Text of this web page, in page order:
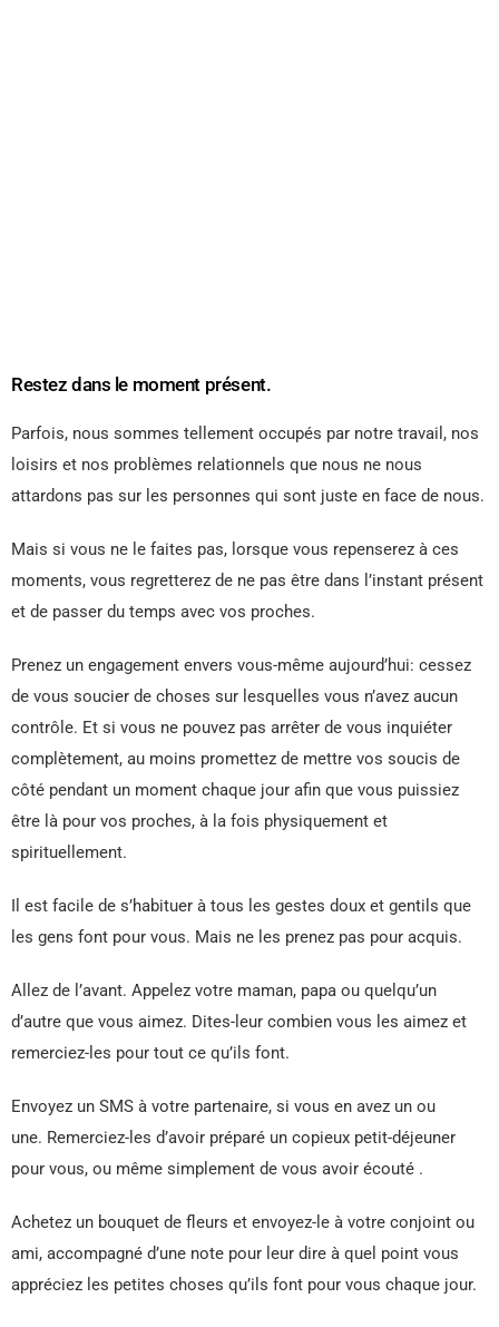
Restez dans le moment présent.
Parfois, nous sommes tellement occupés par notre travail, nos
loisirs et nos problèmes relationnels que nous ne nous
attardons pas sur les personnes qui sont juste en face de nous.
Mais si vous ne le faites pas, lorsque vous repenserez à ces
moments, vous regretterez de ne pas être dans l’instant présent
et de passer du temps avec vos proches.
Prenez un engagement envers vous-même aujourd’hui: cessez
de vous soucier de choses sur lesquelles vous n’avez aucun
contrôle. Et si vous ne pouvez pas arrêter de vous inquiéter
complètement, au moins promettez de mettre vos soucis de
côté pendant un moment chaque jour afin que vous puissiez
être là pour vos proches, à la fois physiquement et
spirituellement.
Il est facile de s’habituer à tous les gestes doux et gentils que
les gens font pour vous. Mais ne les prenez pas pour acquis.
Allez de l’avant. Appelez votre maman, papa ou quelqu’un
d’autre que vous aimez. Dites-leur combien vous les aimez et
remerciez-les pour tout ce qu’ils font.
Envoyez un SMS à votre partenaire, si vous en avez un ou
une. Remerciez-les d’avoir préparé un copieux petit-déjeuner
pour vous, ou même simplement de vous avoir écouté .
Achetez un bouquet de fleurs et envoyez-le à votre conjoint ou
ami, accompagné d’une note pour leur dire à quel point vous
appréciez les petites choses qu’ils font pour vous chaque jour.